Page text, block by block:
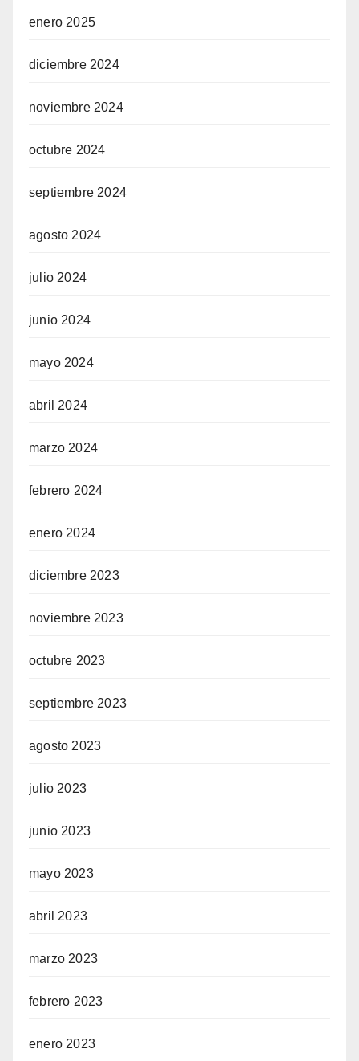
enero 2025
diciembre 2024
noviembre 2024
octubre 2024
septiembre 2024
agosto 2024
julio 2024
junio 2024
mayo 2024
abril 2024
marzo 2024
febrero 2024
enero 2024
diciembre 2023
noviembre 2023
octubre 2023
septiembre 2023
agosto 2023
julio 2023
junio 2023
mayo 2023
abril 2023
marzo 2023
febrero 2023
enero 2023